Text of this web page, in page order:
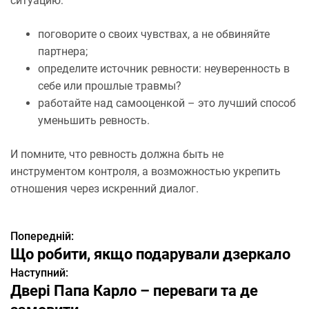
поговорите о своих чувствах, а не обвиняйте
партнера;
определите источник ревности: неуверенность в
себе или прошлые травмы?
работайте над самооценкой – это лучший способ
уменьшить ревность.
И помните, что ревность должна быть не
инструментом контроля, а возможностью укрепить
отношения через искренний диалог.
Н
а
в
Попередній:
Що робити, якщо подарували дзеркало
Наступний:
Двері Папа Карло – переваги та де